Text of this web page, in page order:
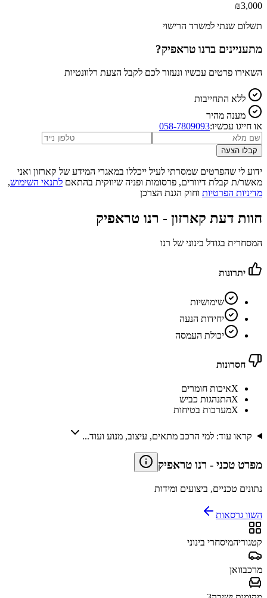
₪3,000
תשלום שנתי למשרד הרישוי
מתעניינים ברנו טראפיק?
השאירו פרטים עכשיו ונעזור לכם לקבל הצעת רלוונטיות
ללא התחייבות
מענה מהיר
או חייגו עכשיו:058-7809093
קבלו הצעה
ידוע לי שהפרטים שמסרתי לעיל ייכללו במאגרי המידע של קארזון ואני
מאשר/ת קבלת דיוורים, פרסומות ופניה שיווקית בהתאם לתנאי השימוש,
מדיניות הפרטיות וחוק הגנת הצרכן
חוות דעת קארזון - רנו טראפיק
המסחרית בגודל בינוני של רנו
יתרונות
שימושיות
יחידות הנעה
יכולת העמסה
חסרונות
Xאיכות חומרים
Xהתנהגות כביש
Xמערכות בטיחות
קראו עוד: למי הרכב מתאים, עיצוב, מנוע ועוד...
מפרט טכני - רנו טראפיק
נתונים טכניים, ביצועים ומידות
השוו גרסאות
קטגוריהמיסחרי בינוני
מרכבוואן